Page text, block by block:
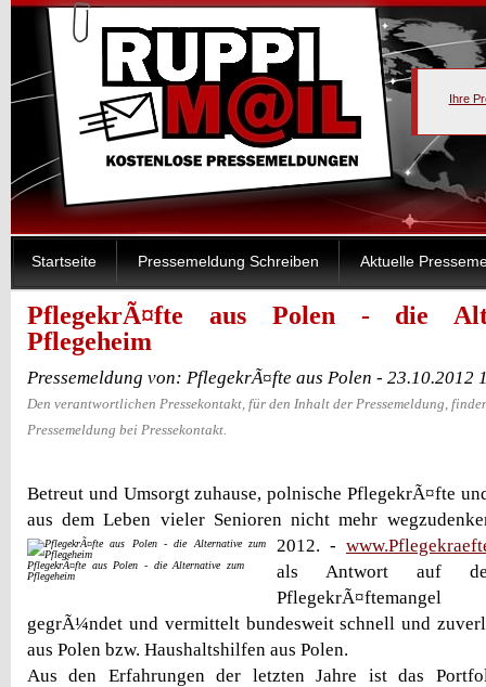
Ihre
Startseite Pressemeldung Schreiben Aktuelle
PflegekrÃ¤fte aus Polen - die
Pflegeheim
Pressemeldung von: PflegekrÃ¤fte aus Polen - 23.10.2012
Den verantwortlichen Pressekontakt, für den Inhalt der Pressemeldung,
Pressemeldung bei Pressekontakt.
Betreut und Umsorgt zuhause, polnische PflegekrÃ¤fte
aus dem Leben vieler Senioren nicht mehr
PflegekrÃ¤fte aus Polen - die Alternative zum
Pflegeheim
2012. -
als Antwort auf den
gegrÃ¼ndet und vermittelt bundesweit schnell und
aus Polen bzw. Haushaltshilfen aus Polen.
Aus den Erfahrungen der letzten Jahre ist das